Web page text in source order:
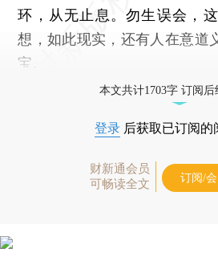
环，从无止息。勿生误会，
想，如此现实，还有人在意道
宝。
本文共计1703字 订阅
登录 后获取已订阅的
财新通会员
可畅读全文
订阅/